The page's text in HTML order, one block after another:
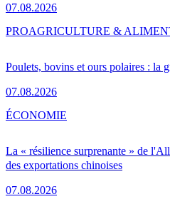
07.08.2026
Poulets, bovins et ours polaires : la
07.08.2026
PROAGRICULTURE &
La « résilience surprenante » de
des exportations chinoises
07.08.2026
ÉCONOMIE